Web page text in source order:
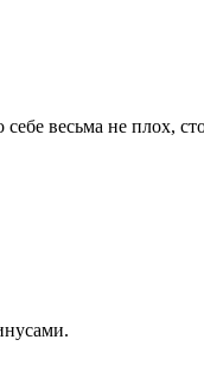
весьма не плох,